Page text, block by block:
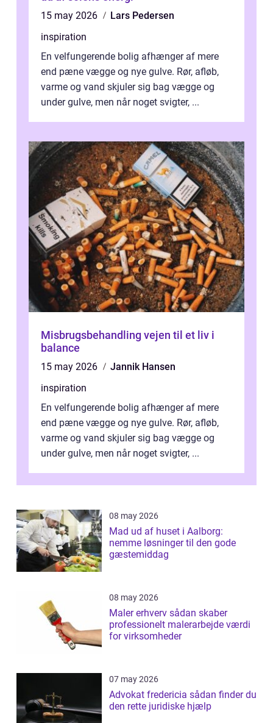
15 may 2026
Lars Pedersen
inspiration
En velfungerende bolig afhænger af mere
end pæne vægge og nye gulve. Rør, afløb,
varme og vand skjuler sig bag vægge og
under gulve, men når noget svigter, ...
Misbrugsbehandling vejen til et liv i
balance
15 may 2026
Jannik Hansen
inspiration
En velfungerende bolig afhænger af mere
end pæne vægge og nye gulve. Rør, afløb,
varme og vand skjuler sig bag vægge og
under gulve, men når noget svigter, ...
08 may 2026
Mad ud af huset i Aalborg:
nemme løsninger til den gode
gæstemiddag
08 may 2026
Maler erhverv sådan skaber
professionelt malerarbejde værdi
for virksomheder
07 may 2026
Advokat fredericia sådan finder du
den rette juridiske hjælp